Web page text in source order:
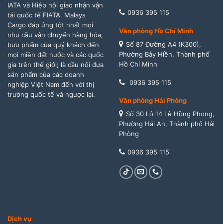
IATA và Hiệp hội giao nhận vận
tải quốc tế FIATA. Malays
Cargo đáp ứng tốt nhất mọi
nhu cầu vận chuyển hàng hóa,
bưu phẩm của quý khách đến
mọi miền đất nước và các quốc
gia trên thế giới; là cầu nối đưa
sản phẩm của các doanh
nghiệp Việt Nam đến với thị
trường quốc tế và ngược lại.
0936 395 115
Văn phòng Hồ Chí Minh
Số 87 Đường A4 (K300),
Phường Bảy Hiền, Thành phố
Hồ Chí Minh
0936 395 115
Văn phòng Hải Phòng
Số 30 Lô 14 Lê Hồng Phong,
Phường Hải An, Thành phố Hải
Phòng
0936 395 115
Dịch vụ